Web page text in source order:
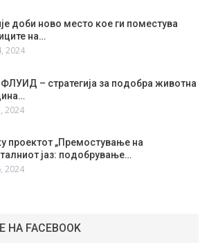
доби ново место кое ги поместува
на…
2024
– стратегија за подобра животна
2024
проектот „Премостување на
јаз: подобрување…
2024
FACEBOOK